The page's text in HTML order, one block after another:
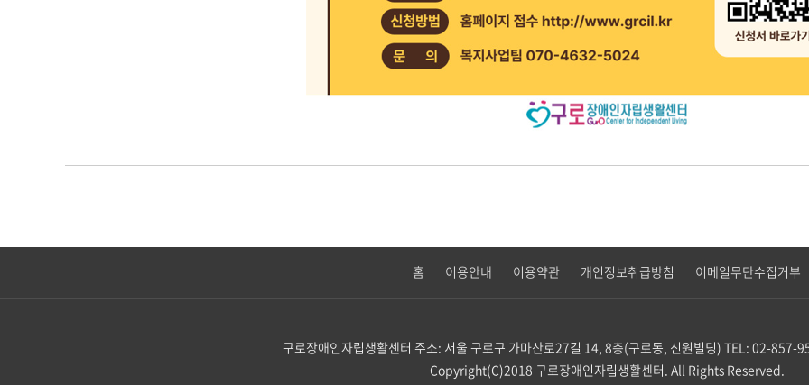
홈 이용안내 이용약관 개인정보취급방침 이메일무단수집거부
구로장애인자립생활센터 주소: 서울 구로구 가마산로27길 14, 8층(구로동, 신원빌딩) TEL: 02-857-
Copyright(C)2018 구로장애인자립생활센터. All Rights Reserved.